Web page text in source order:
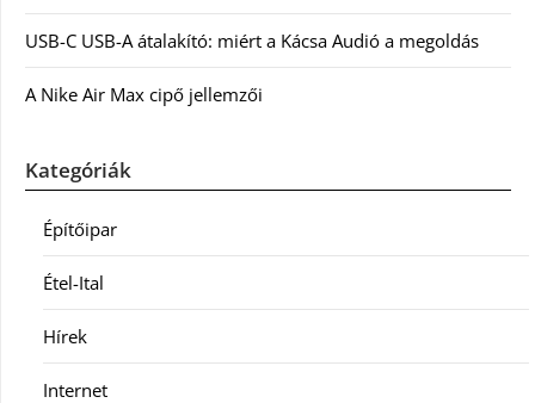
USB-C USB-A átalakító: miért a Kácsa Audió a megoldás
A Nike Air Max cipő jellemzői
Kategóriák
Építőipar
Étel-Ital
Hírek
Internet